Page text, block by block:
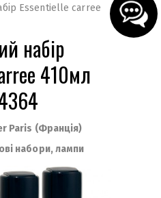
Essentielle carree
набір
410мл
Paris (Франція)
набори, лампи